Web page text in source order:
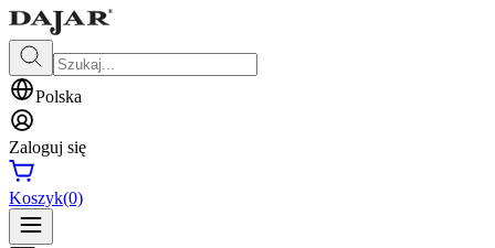
Polska
Zaloguj się
Koszyk(0)